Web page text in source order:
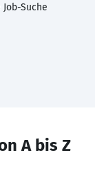
Suche
A bis Z